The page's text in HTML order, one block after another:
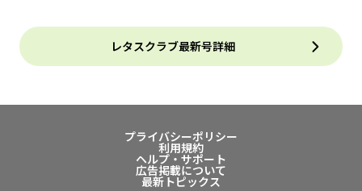
レタスクラブ最新号詳細
プライバシーポリシー
利用規約
ヘルプ・サポート
広告掲載について
最新トピックス